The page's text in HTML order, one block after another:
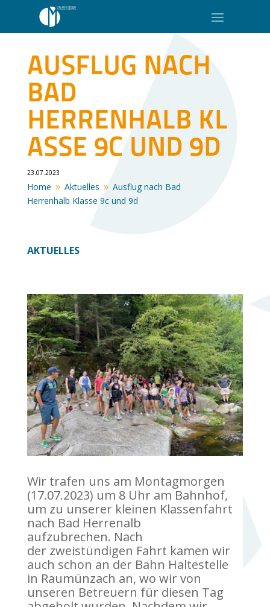
AUSFLUG NACH
BAD
HERRENHALB KL
ASSE 9C UND 9D
23.07.2023
Home 9 Aktuelles 9 Ausflug nach Bad
Herrenhalb Klasse 9c und 9d
AKTUELLES
Wir trafen uns am Montagmorgen
(17.07.2023) um 8 Uhr am Bahnhof,
um zu unserer kleinen Klassenfahrt
nach Bad Herrenalb
aufzubrechen. Nach
der zweistündigen Fahrt kamen wir
auch schon an der Bahn Haltestelle
in Raumünzach an, wo wir von
unseren Betreuern für diesen Tag